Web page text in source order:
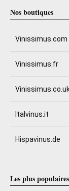
Nos boutiques
Vinissimus.com
Vinissimus.fr
Italvinus.it
Hispavinus.de
Les plus populaires